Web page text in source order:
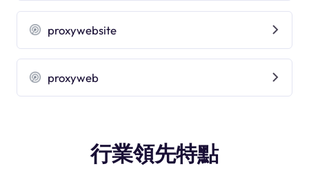
proxywebsite
proxyweb
行業領先特點